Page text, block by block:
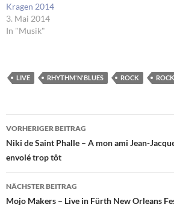
Kragen 2014
3. Mai 2014
In "Musik"
LIVE RHYTHM'N'BLUES ROCK
Beitragsnavigation
VORHERIGER BEITRAG
Niki de Saint Phalle – A mon ami Jean-
envolé trop tôt
NÄCHSTER BEITRAG
Mojo Makers – Live in Fürth New Orleans